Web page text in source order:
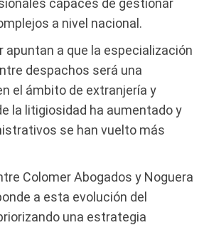
capaces de gestionar
a nivel nacional.
apuntan a que la especialización
despachos será una
el ámbito de extranjería y
la litigiosidad ha aumentado y
se han vuelto más
Colomer Abogados y Noguera
a esta evolución del
una estrategia